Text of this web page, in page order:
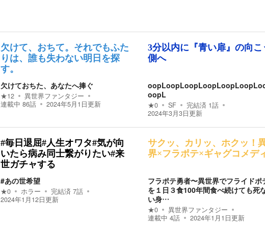
欠けて、おちて。それでもふた
りは、誰も失わない明日を探
す。
欠けておちた、あなたへ捧ぐ
★12
異世界ファンタジー
連載中 86話 2024年5月1日更新
3分以内に『青い扉』の向こ
側へ
oopL
★0 SF 完結済 1話
2024年3月3日更新
#毎日退屈#人生オワタ#気が向
いたら病み同士繋がりたい#来
世ガチャする
#あの世希望
★0 ホラー 完結済 7話
2024年1月12日更新
サクッ、カリッ、ホクッ！
界×フラポテ×ギャグコメデ
フラポテ勇者〜異世界でフライドポ
を１日３食100年間食べ続けても死
い身…
★0
異世界ファンタジー
連載中 4話 2024年1月1日更新